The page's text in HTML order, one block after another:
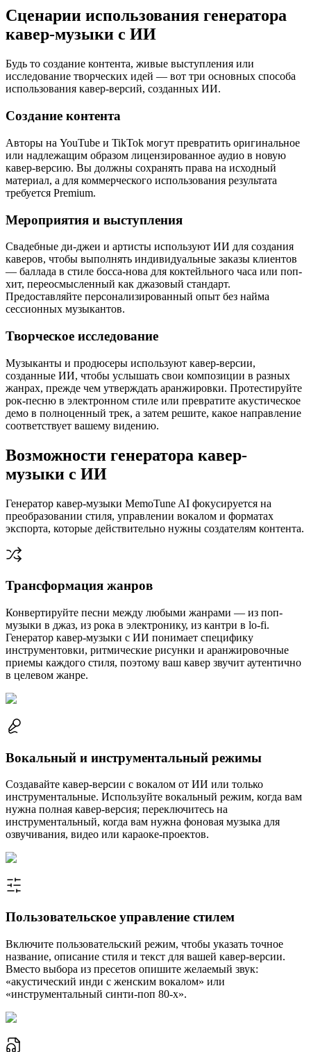
Сценарии использования генератора
кавер-музыки с ИИ
Будь то создание контента, живые выступления или
исследование творческих идей — вот три основных способа
использования кавер-версий, созданных ИИ.
Создание контента
Авторы на YouTube и TikTok могут превратить оригинальное
или надлежащим образом лицензированное аудио в новую
кавер-версию. Вы должны сохранять права на исходный
материал, а для коммерческого использования результата
требуется Premium.
Мероприятия и выступления
Свадебные ди-джеи и артисты используют ИИ для создания
каверов, чтобы выполнять индивидуальные заказы клиентов
— баллада в стиле босса-нова для коктейльного часа или поп-
хит, переосмысленный как джазовый стандарт.
Предоставляйте персонализированный опыт без найма
сессионных музыкантов.
Творческое исследование
Музыканты и продюсеры используют кавер-версии,
созданные ИИ, чтобы услышать свои композиции в разных
жанрах, прежде чем утверждать аранжировки. Протестируйте
рок-песню в электронном стиле или превратите акустическое
демо в полноценный трек, а затем решите, какое направление
соответствует вашему видению.
Возможности генератора кавер-
музыки с ИИ
Генератор кавер-музыки MemoTune AI фокусируется на
преобразовании стиля, управлении вокалом и форматах
экспорта, которые действительно нужны создателям контента.
Трансформация жанров
Конвертируйте песни между любыми жанрами — из поп-
музыки в джаз, из рока в электронику, из кантри в lo-fi.
Генератор кавер-музыки с ИИ понимает специфику
инструментовки, ритмические рисунки и аранжировочные
приемы каждого стиля, поэтому ваш кавер звучит аутентично
в целевом жанре.
Вокальный и инструментальный режимы
Создавайте кавер-версии с вокалом от ИИ или только
инструментальные. Используйте вокальный режим, когда вам
нужна полная кавер-версия; переключитесь на
инструментальный, когда вам нужна фоновая музыка для
озвучивания, видео или караоке-проектов.
Пользовательское управление стилем
Включите пользовательский режим, чтобы указать точное
название, описание стиля и текст для вашей кавер-версии.
Вместо выбора из пресетов опишите желаемый звук:
«акустический инди с женским вокалом» или
«инструментальный синти-поп 80-х».